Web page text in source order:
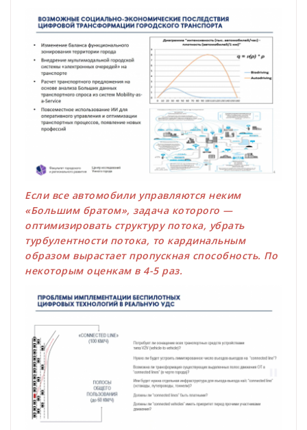
Если все автомобили управляются неким
«Большим братом», задача которого —
оптимизировать структуру потока, убрать
турбулентности потока, то кардинальным
образом вырастает пропускная способность. По
некоторым оценкам в 4-5 раз.